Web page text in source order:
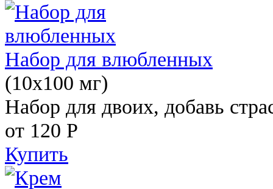
Набор для влюбленных
(10х100 мг)
Набор для двоих, добавь
от 120 Р
Купить